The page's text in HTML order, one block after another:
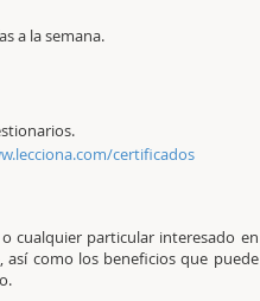
a la semana.
certificados
cualquier particular interesado en
así como los beneficios que puede